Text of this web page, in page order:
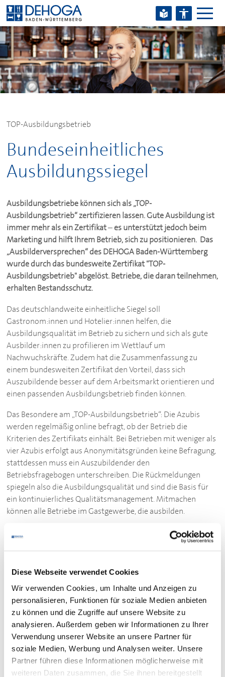
Diese Webseite verwendet Cookies
Wir verwenden Cookies, um Inhalte und Anzeigen zu
personalisieren, Funktionen für soziale Medien anbieten
zu können und die Zugriffe auf unsere Website zu
analysieren. Außerdem geben wir Informationen zu Ihrer
Verwendung unserer Website an unsere Partner für
soziale Medien, Werbung und Analysen weiter. Unsere
Partner führen diese Informationen möglicherweise mit
weiteren Daten zusammen, die Sie ihnen bereitgestellt
Zum Hauptinhalt springen
Zum Footerinhalt springen
TOP-Ausbildungsbetrieb
Bundeseinheitliches
Ausbildungssiegel
Ausbildungsbetriebe können sich als „TOP-
Ausbildungsbetrieb“ zertifizieren lassen. Gute Ausbildung ist
immer mehr als ein Zertifikat–es unterstützt jedoch beim
Marketing und hilft Ihrem Betrieb, sich zu positionieren. Das
„Ausbilderversprechen“ desDEHOGABaden-Württemberg
wurde durch das bundesweite Zertifikat "TOP-
Ausbildungsbetrieb" abgelöst. Betriebe, die daran teilnehmen,
erhalten Bestandsschutz.
Das deutschlandweite einheitliche Siegel soll
Gastronom:innen und Hotelier:innen helfen, die
Ausbildungsqualität im Betrieb zu sichern und sich als gute
Ausbilder:innen zu profilieren im Wettlauf um
Nachwuchskräfte. Zudem hat die Zusammenfassung zu
einem bundesweiten Zertifikat den Vorteil, dass sich
Auszubildende besser auf dem Arbeitsmarkt orientieren und
einen passenden Ausbildungsbetrieb finden können.
Das Besondere am „TOP-Ausbildungsbetrieb“: Die Azubis
werden regelmäßig online befragt, ob der Betrieb die
Kriterien des Zertifikats einhält. Bei Betrieben mit weniger als
vier Azubis erfolgt aus Anonymitätsgründen keine Befragung,
stattdessen muss ein Auszubildender den
Betriebsfragebogen unterschreiben. Die Rückmeldungen
spiegeln also die Ausbildungsqualität und sind die Basis für
ein kontinuierliches Qualitätsmanagement. Mitmachen
können alle Betriebe im Gastgewerbe, die ausbilden.
„Wir haben besonderen Wert darauf gelegt, dass der
Aufwand der Zertifizierung auch für kleinere Betriebe gut zu
Fachgruppe Berufsbildung desDEHOGA
Fachgruppenvertretern aus Baden-Württemberg, an der
Entwicklung des neuen Ausbildungsgütesiegels beteiligt war.
Qualitätssicherung und Imagegewinn
Betriebe, die das Siegel beantragen, verpflichten sich zur
Einhaltung von zwölf Leitsätzen, die alle
Ausbildungsstationen abdecken – von der Einarbeitung über
die Fortbildung bis zur Abschlussprüfung. Dazu gehört die